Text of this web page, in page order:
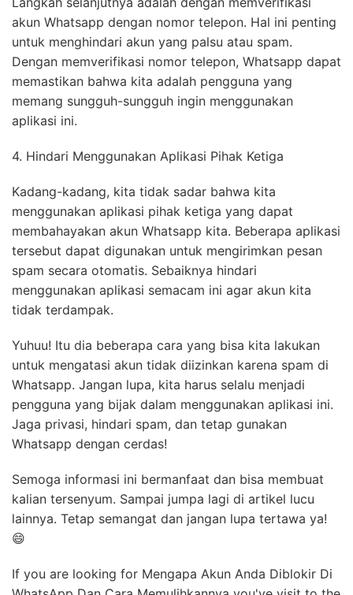
menghapus pesan yang sudah dikirimkan kepada
banyak orang.
3. Verifikasi Akun dengan Nomor Telepon
Langkah selanjutnya adalah dengan memverifikasi
akun Whatsapp dengan nomor telepon. Hal ini penting
Dengan memverifikasi nomor telepon, Whatsapp dapat
memang sungguh-sungguh ingin menggunakan
aplikasi ini.
4. Hindari Menggunakan Aplikasi Pihak Ketiga
Kadang-kadang, kita tidak sadar bahwa kita
menggunakan aplikasi pihak ketiga yang dapat
tersebut dapat digunakan untuk mengirimkan pesan
spam secara otomatis. Sebaiknya hindari
menggunakan aplikasi semacam ini agar akun kita
tidak terdampak.
Yuhuu! Itu dia beberapa cara yang bisa kita lakukan
Whatsapp. Jangan lupa, kita harus selalu menjadi
pengguna yang bijak dalam menggunakan aplikasi ini.
Jaga privasi, hindari spam, dan tetap gunakan
Whatsapp dengan cerdas!
Semoga informasi ini bermanfaat dan bisa membuat